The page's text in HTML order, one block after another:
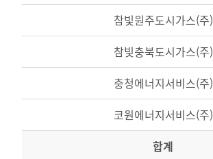
참빛원주도시가스(주)
참빛충북도시가스(주)
충청에너지서비스(주)
코원에너지서비스(주)
합계